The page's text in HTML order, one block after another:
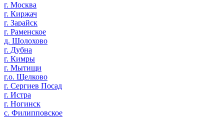
г. Москва
г. Киржач
г. Зарайск
г. Раменское
д. Шолохово
г. Дубна
г. Кимры
г. Мытищи
г.о. Щелково
г. Сергиев Посад
г. Истра
г. Ногинск
с. Филипповское